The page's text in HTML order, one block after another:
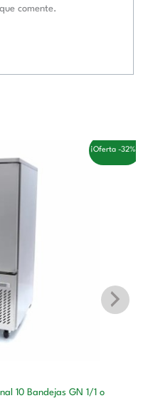
comente.
¡Oferta -32%!
10 Bandejas GN 1/1 o